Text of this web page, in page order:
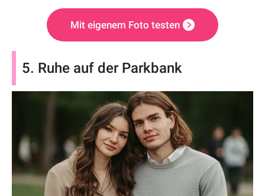
Mit eigenem Foto testen
5. Ruhe auf der Parkbank